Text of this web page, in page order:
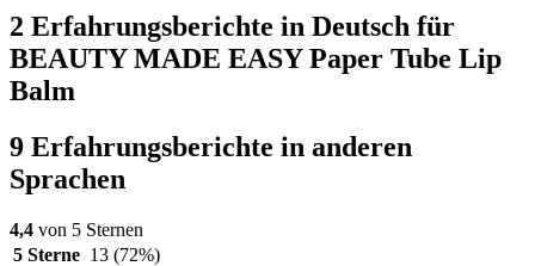
2 Erfahrungsberichte in Deutsch für
BEAUTY MADE EASY Paper Tube Lip
Balm
9 Erfahrungsberichte in anderen
Sprachen
4,4 von 5 Sternen
5 Sterne 13 (72%)